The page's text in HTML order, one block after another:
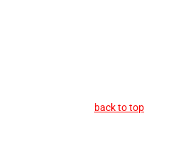
back to top